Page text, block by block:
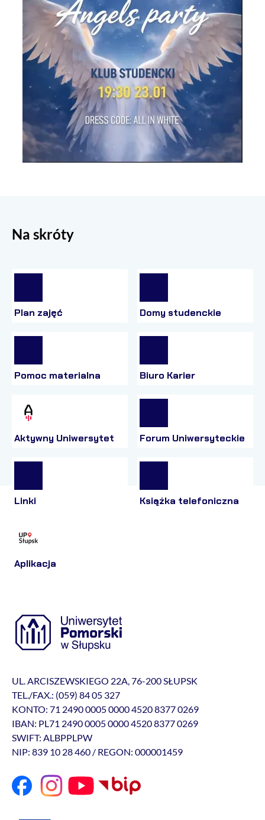
Na skróty
Plan zajęć Domy studenckie
Pomoc materialna Biuro Karier
Aktywny Uniwersytet Forum Uniwersyteckie
Linki Książka telefoniczna
Aplikacja
UL. ARCISZEWSKIEGO 22A, 76-200 SŁUPSK
TEL./FAX.: (059) 84 05 327
KONTO: 71 2490 0005 0000 4520 8377 0269
IBAN: PL71 2490 0005 0000 4520 8377 0269
SWIFT: ALBPPLPW
NIP: 839 10 28 460 / REGON: 000001459